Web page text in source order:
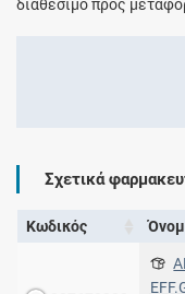
διαθέσιμο προς
Σχετικά
Κωδικός